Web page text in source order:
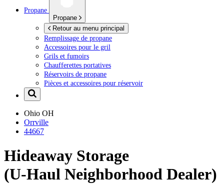
Propane
Propane
Retour au menu principal
Remplissage de propane
Accessoires pour le gril
Grils et fumoirs
Chaufferettes portatives
Réservoirs de propane
Pièces et accessoires pour réservoir
Ohio OH
Orrville
44667
Hideaway Storage
(U-Haul Neighborhood Dealer)